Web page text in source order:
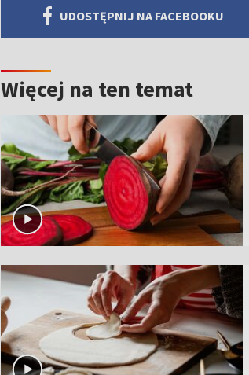
UDOSTĘPNIJ NA FACEBOOKU
Więcej na ten temat